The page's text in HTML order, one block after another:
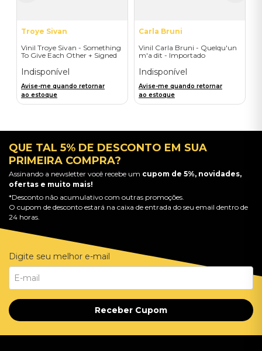
Troye Sivan
Vinil Troye Sivan - Something
To Give Each Other + Signed
Indisponível
Avise-me quando retornar
ao estoque
Carla Bruni
Vinil Carla Bruni - Quelqu'un
m'a dit - Importado
Indisponível
Avise-me quando retornar
ao estoque
QUE TAL 5% DE DESCONTO EM SUA
PRIMEIRA COMPRA?
Assinando a newsletter você recebe um cupom de 5%, novidades,
ofertas e muito mais!
*Desconto não acumulativo com outras promoções.
O cupom de desconto estará na caixa de entrada do seu email dentro de
24 horas.
Digite seu melhor e-mail
Receber Cupom